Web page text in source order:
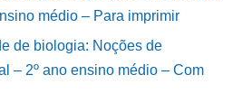
médio – Para imprimir
de biologia: Noções de
– 2º ano ensino médio – Com